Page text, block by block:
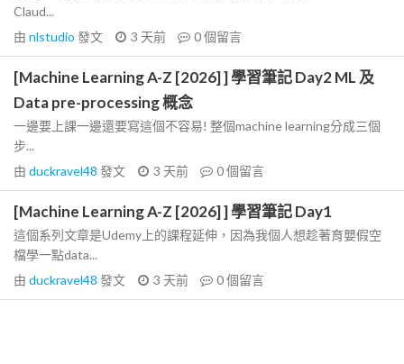
Claud...
由 nlstudio 發文 3 天前 0個留言
[Machine Learning A-Z [2026] ] 學習筆記 Day2 ML 及
Data pre-processing 概念
一邊要上課一邊還要寫這個不容易! 整個machine learning分成三個
步...
由 duckravel48 發文 3 天前 0個留言
[Machine Learning A-Z [2026] ] 學習筆記 Day1
這個系列文章是Udemy上的課程延伸，因為我個人想趁著育嬰假空
檔學一點data...
由 duckravel48 發文 3 天前 0個留言